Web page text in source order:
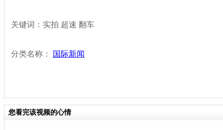
关键词：实拍 超速 翻车
分类名称： 国际新闻
您看完该视频的心情